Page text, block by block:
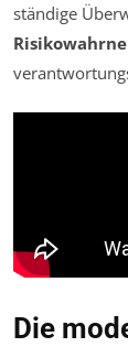
ständige
Die